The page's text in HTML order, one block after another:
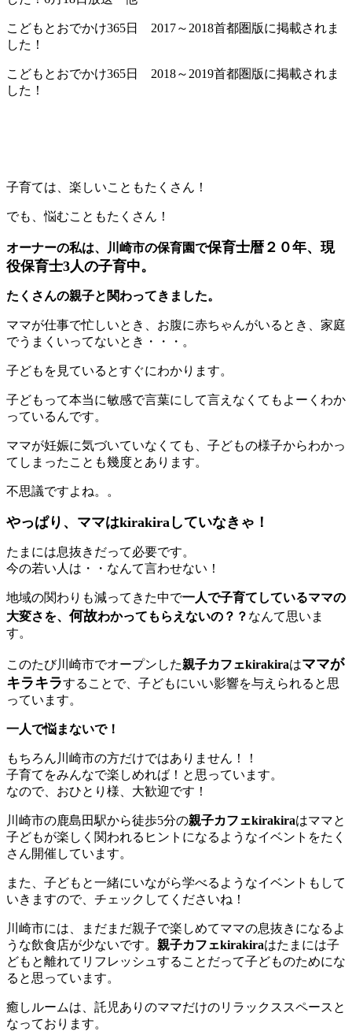
こどもとおでかけ365日 2017～2018首都圏版に掲載されま
した！
こどもとおでかけ365日 2018～2019首都圏版に掲載されま
した！
子育ては、楽しいこともたくさん！
でも、悩むこともたくさん！
オーナーの私は、川崎市の保育園で保育士暦２０年、現
役保育士3人の子育中。
たくさんの親子と関わってきました。
ママが仕事で忙しいとき、お腹に赤ちゃんがいるとき、家庭
でうまくいってないとき・・・。
子どもを見ているとすぐにわかります。
子どもって本当に敏感で言葉にして言えなくてもよーくわか
っているんです。
ママが妊娠に気づいていなくても、子どもの様子からわかっ
てしまったことも幾度とあります。
不思議ですよね。。
やっぱり、ママはkirakiraしていなきゃ！
たまには息抜きだって必要です。
今の若い人は・・なんて言わせない！
地域の関わりも減ってきた中で一人で子育てしているママの
大変さを、 何故わかってもらえないの？？ なんて思いま
す。
このたび川崎市でオープンした親子カフェkirakiraはママが
キラキラすることで、子どもにいい影響を与えられると思
っています。
一人で悩まないで！
もちろん川崎市の方だけではありません！！
子育てをみんなで楽しめれば！と思っています。
なので、おひとり様、大歓迎です！
川崎市の鹿島田駅から徒歩5分の親子カフェkirakiraはママと
子どもが楽しく関われるヒントになるようなイベントをたく
さん開催しています。
また、子どもと一緒にいながら学べるようなイベントもして
いきますので、チェックしてくださいね！
川崎市には、まだまだ親子で楽しめてママの息抜きになるよ
うな飲食店が少ないです。 親子カフェkirakiraはたまには子
どもと離れてリフレッシュすることだって子どものためにな
ると思っています。
癒しルームは、託児ありのママだけのリラックススペースと
なっております。